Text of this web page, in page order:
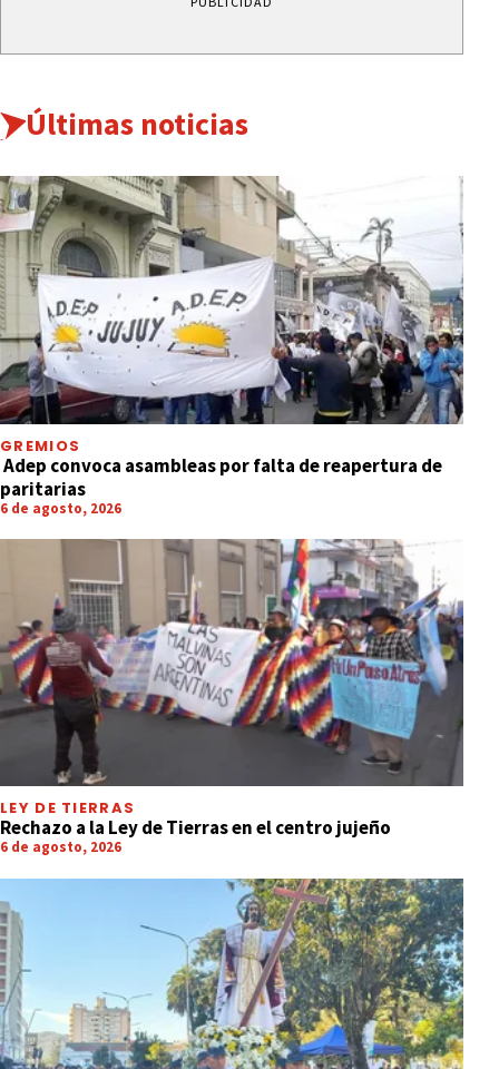
Últimas noticias
GREMIOS
Adep convoca asambleas por falta de reapertura de
paritarias
6 de agosto, 2026
LEY DE TIERRAS
Rechazo a la Ley de Tierras en el centro jujeño
6 de agosto, 2026